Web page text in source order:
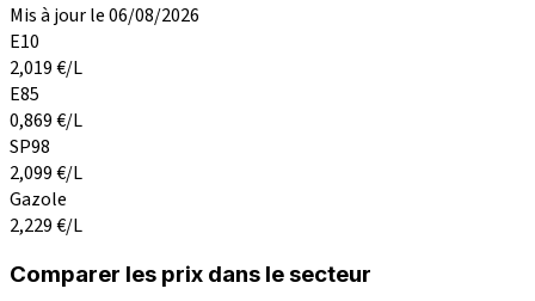
Mis à jour le 06/08/2026
E10
2,019€/L
E85
0,869€/L
SP98
2,099€/L
Gazole
2,229€/L
Comparer les prix dans le secteur